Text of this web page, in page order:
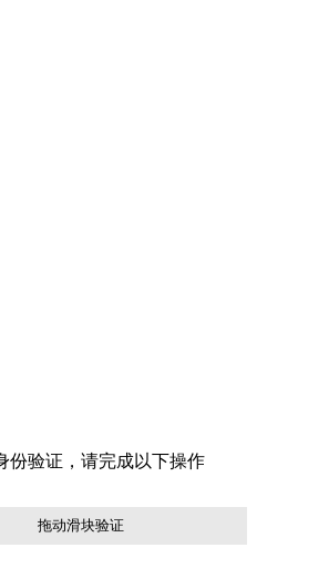
拖动滑块验证